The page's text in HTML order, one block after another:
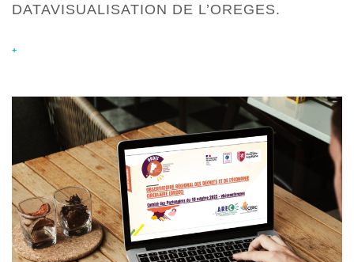
DATAVISUALISATION DE L’OREGES.
+